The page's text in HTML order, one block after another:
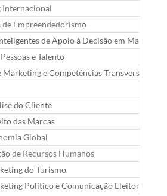
Internacional
Empreendedorismo
de Apoio à Decisão em Marketing
e Talento
e Competências Transversais
do Cliente
das Marcas
Global
de Recursos Humanos
do Turismo
Político e Comunicação Eleitoral